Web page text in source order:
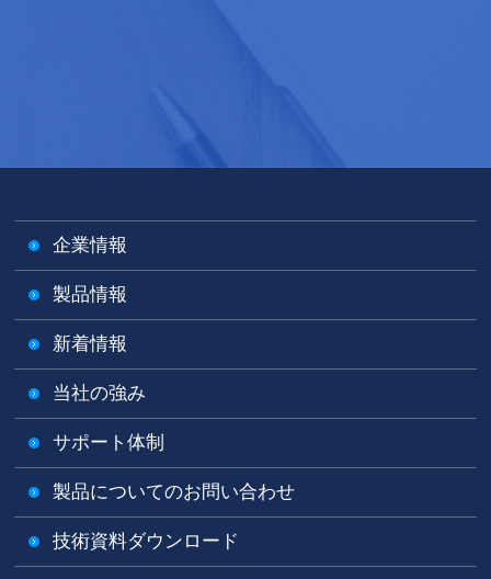
企業情報
製品情報
新着情報
当社の強み
サポート体制
製品についてのお問い合わせ
技術資料ダウンロード